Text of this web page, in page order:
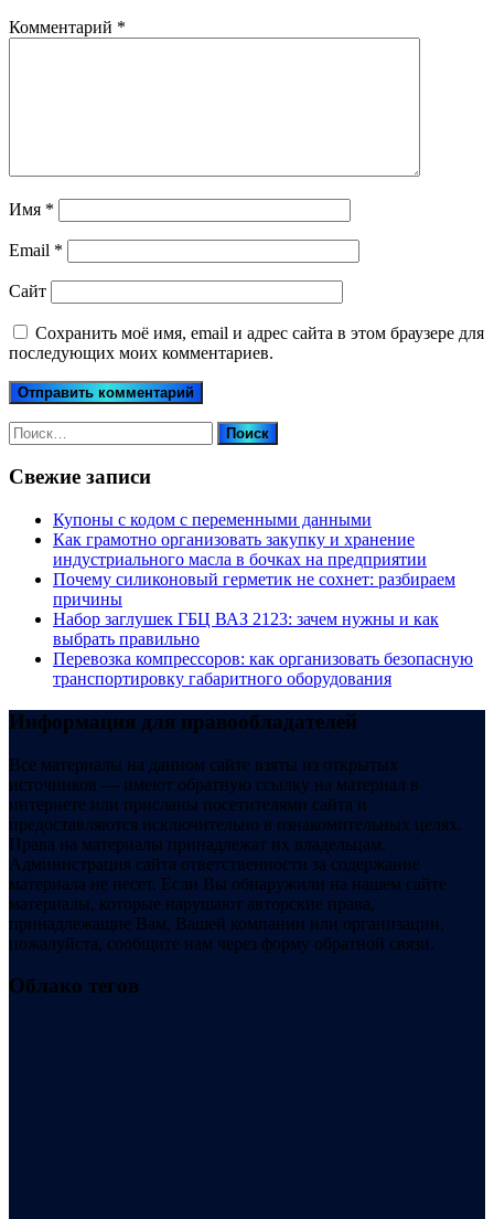
Комментарий *
Имя *
Email *
Сайт
Сохранить моё имя, email и адрес сайта в этом браузере для
последующих моих комментариев.
Найти:
Свежие записи
Купоны c кодом с переменными данными
Как грамотно организовать закупку и хранение
индустриального масла в бочках на предприятии
Почему силиконовый герметик не сохнет: разбираем
причины
Набор заглушек ГБЦ ВАЗ 2123: зачем нужны и как
выбрать правильно
Перевозка компрессоров: как организовать безопасную
транспортировку габаритного оборудования
Информация для правообладателей
Все материалы на данном сайте взяты из открытых
источников — имеют обратную ссылку на материал в
интернете или присланы посетителями сайта и
предоставляются исключительно в ознакомительных целях.
Права на материалы принадлежат их владельцам.
Администрация сайта ответственности за содержание
материала не несет. Если Вы обнаружили на нашем сайте
материалы, которые нарушают авторские права,
принадлежащие Вам, Вашей компании или организации,
пожалуйста, сообщите нам через форму обратной связи.
Облако тегов